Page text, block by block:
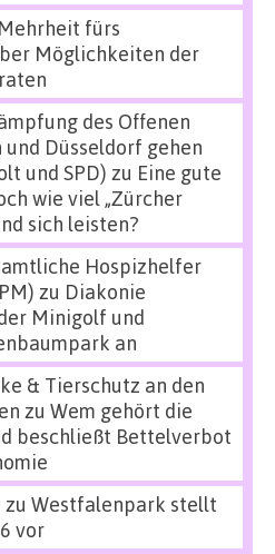
fürs
Möglichkeiten der
des Offenen
Düsseldorf gehen
und SPD) zu Eine gute
wie viel „Zürcher
sich leisten?
Hospizhelfer
zu Diakonie
Minigolf und
an
& Tierschutz an den
zu Wem gehört die
beschließt Bettelverbot
zu Westfalenpark stellt
vor